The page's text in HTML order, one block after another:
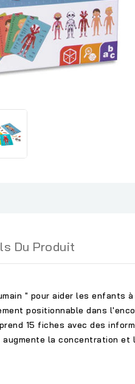
Du Produit
" pour aider les enfants
positionnable dans
15 fiches avec des
la concentration et